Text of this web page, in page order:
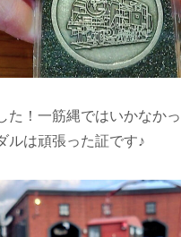
た！一筋縄ではいかなか
ルは頑張った証です♪